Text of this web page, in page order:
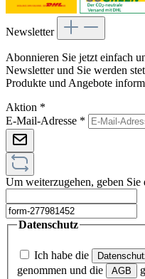
Newsletter
Abonnieren Sie jetzt einfach
Newsletter und Sie werden
Produkte und Angebote
Aktion *
E-Mail-Adresse *
Um weiterzugehen, geben
Datenschutz
Ich habe die
genommen und die
AGB